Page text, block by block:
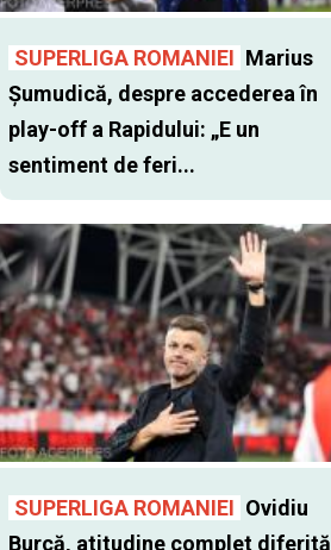
SUPERLIGA ROMANIEI Marius
Șumudică, despre accederea în
play-off a Rapidului: „E un
sentiment de feri...
SUPERLIGA ROMANIEI Ovidiu
Burcă, atitudine complet diferită